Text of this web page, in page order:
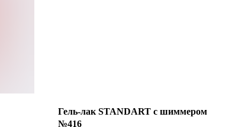
Гель-лак STANDART с шиммером
№416